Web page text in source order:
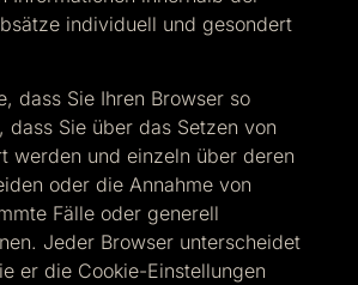
individuell und gesondert
dass Sie Ihren Browser so
dass Sie über das Setzen von
werden und einzeln über deren
oder die Annahme von
Fälle oder generell
Jeder Browser unterscheidet
er die Cookie-Einstellungen